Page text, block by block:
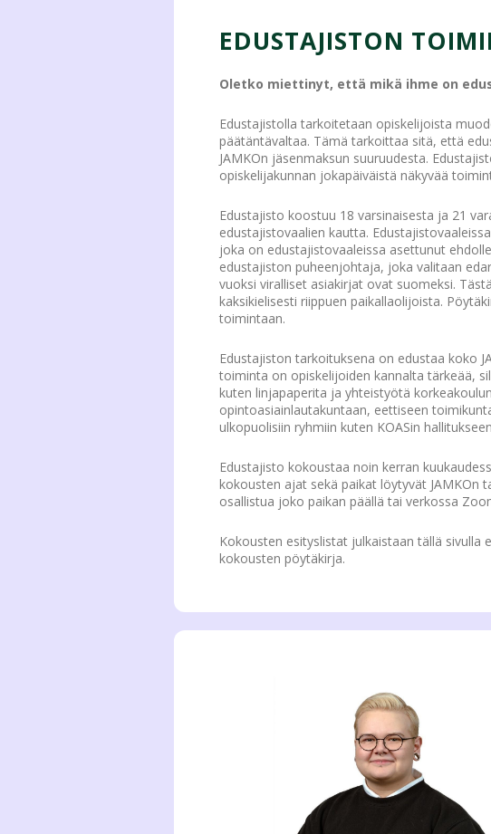
EDUSTAJISTON
Oletko miettinyt, että mikä ihme on
Edustajistolla tarkoitetaan opiskelijoista
päätäntävaltaa. Tämä tarkoittaa sitä, että
JAMKOn jäsenmaksun suuruudesta.
opiskelijakunnan jokapäiväistä näkyvää
Edustajisto koostuu 18 varsinaisesta ja 21
edustajistovaalien kautta.
joka on edustajistovaaleissa asettunut
edustajiston puheenjohtaja, joka valitaan
vuoksi viralliset asiakirjat ovat suomeksi.
kaksikielisesti riippuen paikallaolijoista.
toimintaan.
Edustajiston tarkoituksena on edustaa koko
toiminta on opiskelijoiden kannalta tärkeää,
kuten linjapaperita ja yhteistyötä
opintoasiainlautakuntaan, eettiseen
ulkopuolisiin ryhmiin kuten KOASin
Edustajisto kokoustaa noin kerran
kokousten ajat sekä paikat löytyvät JAMKOn
osallistua joko paikan päällä tai verkossa
Kokousten esityslistat julkaistaan tällä
kokousten pöytäkirja.